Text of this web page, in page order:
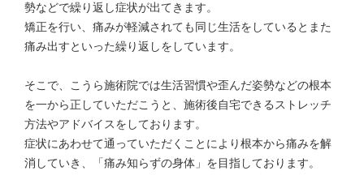
勢などで繰り返し症状が出てきます。
矯正を行い、痛みが軽減されても同じ生活をしているとまた
痛み出すといった繰り返しをしています。
そこで、こうら施術院では生活習慣や歪んだ姿勢などの根本
を一から正していただこうと、施術後自宅できるストレッチ
方法やアドバイスをしております。
症状にあわせて通っていただくことにより根本から痛みを解
消していき、「痛み知らずの身体」を目指しております。